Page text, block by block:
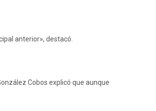
anterior», destacó.
Cobos explicó que aunque